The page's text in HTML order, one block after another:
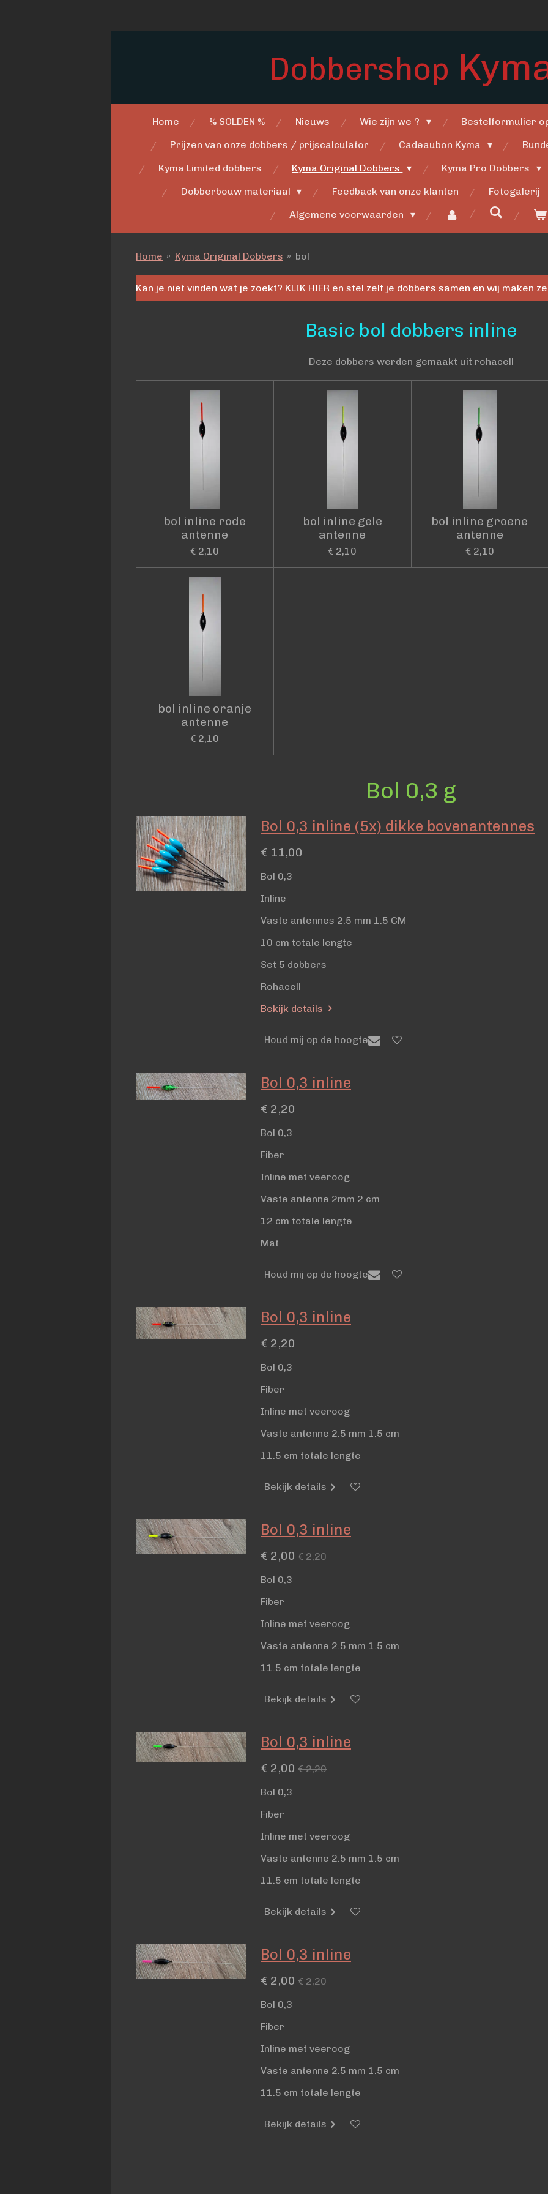
Dobbershop
Home % SOLDEN % Nieuws Wie zijn we ?
Bestelformulier
Prijzen van onze dobbers / prijscalculator
Cadeaubon Kyma
Kyma Limited dobbers
Kyma Original Dobbers Kyma Pro Dobbers
Dobberbouw materiaal
Feedback van onze klanten Fotogalerij
Algemene voorwaarden
Home » Kyma Original Dobbers » bol
Kan je niet vinden wat je zoekt? KLIK HIER en stel zelf je dobbers samen en wij maken
Basic bol dobbers inline
Deze dobbers werden gemaakt uit rohacell
bol inline rode
antenne
€ 2,10
bol inline gele
antenne
€ 2,10
bol inline groene
antenne
€ 2,10
bol inline oranje
antenne
€ 2,10
Bol 0,3 g
Bol 0,3 inline (5x) dikke bovenantennes
€ 11,00
Bol 0,3
Inline
Vaste antennes 2.5 mm 1.5 CM
10 cm totale lengte
Set 5 dobbers
Rohacell
Bekijk details
Houd mij op de hoogte
Bol 0,3 inline
€ 2,20
Bol 0,3
Fiber
Inline met veeroog
Vaste antenne 2mm 2 cm
12 cm totale lengte
Mat
Houd mij op de hoogte
Bol 0,3 inline
€ 2,20
Bol 0,3
Fiber
Inline met veeroog
Vaste antenne 2.5 mm 1.5 cm
11.5 cm totale lengte
Bekijk details
Bol 0,3 inline
€ 2,00 € 2,20
Bol 0,3
Fiber
Inline met veeroog
Vaste antenne 2.5 mm 1.5 cm
11.5 cm totale lengte
Bekijk details
Bol 0,3 inline
€ 2,00 € 2,20
Bol 0,3
Fiber
Inline met veeroog
Vaste antenne 2.5 mm 1.5 cm
11.5 cm totale lengte
Bekijk details
Bol 0,3 inline
€ 2,00 € 2,20
Bol 0,3
Fiber
Inline met veeroog
Vaste antenne 2.5 mm 1.5 cm
11.5 cm totale lengte
Bekijk details